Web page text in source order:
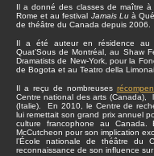
Il a donné des classes de maître
Rome et au festival Jamais Luà
de théâtre du Canada depuis 2006.
Il a été auteur en résidence au
Quat’Sous de Montréal, au Shaw
Dramatists de New-York, pour la
de Bogota et au Teatro della
Il a reçu de nombreuses
Centre national des arts (Canada),
(Italie). En 2010, le Centre de
lui remettait son grand prix annuel
culture francophone au
McCutcheon pour son implication
l’École nationale de théâtre du
reconnaissance de son influence